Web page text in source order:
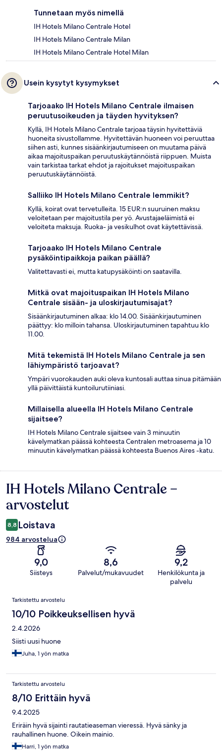
Tunnetaan myös nimellä
IH Hotels Milano Centrale Hotel
IH Hotels Milano Centrale Milan
IH Hotels Milano Centrale Hotel Milan
Usein kysytyt kysymykset
Tarjoaako IH Hotels Milano Centrale ilmaisen
peruutusoikeuden ja täyden hyvityksen?
Kyllä, IH Hotels Milano Centrale tarjoaa täysin hyvitettäviä
huoneita sivustollamme. Hyvitettävän huoneen voi peruuttaa
siihen asti, kunnes sisäänkirjautumiseen on muutama päivä
aikaa majoituspaikan peruutuskäytännöistä riippuen. Muista
vain tarkistaa tarkat ehdot ja rajoitukset majoituspaikan
peruutuskäytännöistä.
Salliiko IH Hotels Milano Centrale lemmikit?
Kyllä, koirat ovat tervetulleita. 15 EUR:n suuruinen maksu
veloitetaan per majoitustila per yö. Avustajaeläimistä ei
veloiteta maksuja. Ruoka- ja vesikulhot ovat käytettävissä.
Tarjoaako IH Hotels Milano Centrale
pysäköintipaikkoja paikan päällä?
Valitettavasti ei, mutta katupysäköinti on saatavilla.
Mitkä ovat majoituspaikan IH Hotels Milano
Centrale sisään- ja uloskirjautumisajat?
Sisäänkirjautuminen alkaa: klo 14.00. Sisäänkirjautuminen
päättyy: klo milloin tahansa. Uloskirjautuminen tapahtuu klo
11.00.
Mitä tekemistä IH Hotels Milano Centrale ja sen
lähiympäristö tarjoavat?
Ympäri vuorokauden auki oleva kuntosali auttaa sinua pitämään
yllä päivittäistä kuntoilurutiiniasi.
Millaisella alueella IH Hotels Milano Centrale
sijaitsee?
IH Hotels Milano Centrale sijaitsee vain 3 minuutin
kävelymatkan päässä kohteesta Centralen metroasema ja 10
minuutin kävelymatkan päässä kohteesta Buenos Aires -katu.
Arvostelut
IH Hotels Milano Centrale –
arvostelut
8,8 Loistava
984 arvostelua
9,0
Siisteys
8,6
Palvelut/mukavuudet
9,2
Henkilökunta ja
palvelu
Arvostelut
Tarkistettu arvostelu
10/10 Poikkeuksellisen hyvä
2.4.2026
Siisti uusi huone
Juha, 1 yön matka
Tarkistettu arvostelu
8/10 Erittäin hyvä
9.4.2025
Eriräin hyvä sijainti rautatieaseman vieressä. Hyvä sänky ja
rauhallinen huone. Oikein mainio.
Harri, 1 yön matka